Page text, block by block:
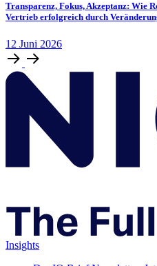
Transparenz, Fokus, Akzeptanz: Wie
Vertrieb erfolgreich durch
12 Juni 2026
Insights